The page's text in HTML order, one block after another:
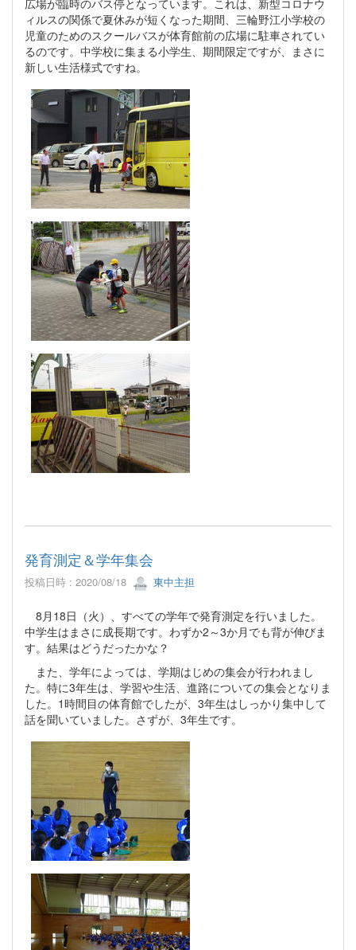
広場が臨時のバス停となっています。これは、新型コロナウ
ィルスの関係で夏休みが短くなった期間、三輪野江小学校の
児童のためのスクールバスが体育館前の広場に駐車されてい
るのです。中学校に集まる小学生、期間限定ですが、まさに
新しい生活様式ですね。
発育測定＆学年集会
投稿日時 : 2020/08/18 東中主担
8月18日（火）、すべての学年で発育測定を行いました。
中学生はまさに成長期です。わずか2～3か月でも背が伸びま
す。結果はどうだったかな？
また、学年によっては、学期はじめの集会が行われまし
た。特に3年生は、学習や生活、進路についての集会となりま
した。1時間目の体育館でしたが、3年生はしっかり集中して
話を聞いていました。さずが、3年生です。